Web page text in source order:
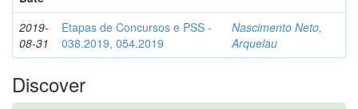
2019-
08-31
Etapas de Concursos e PSS -
038.2019, 054.2019
Nascimento Neto,
Arquelau
Discover